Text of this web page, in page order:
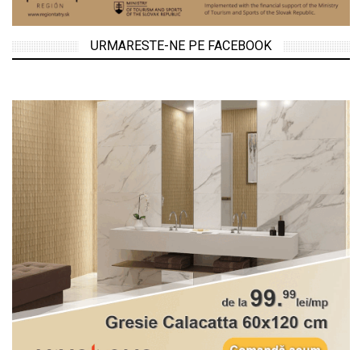
URMARESTE-NE PE FACEBOOK